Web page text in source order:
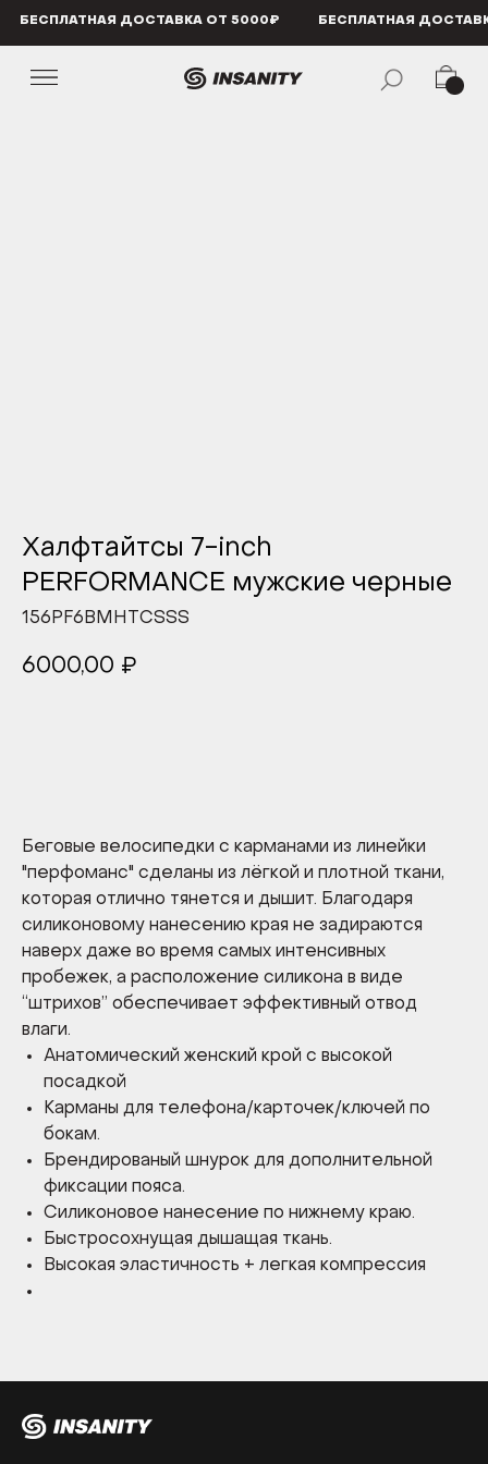
БЕСПЛАТНАЯ ДОСТАВКА ОТ 5000₽ БЕСПЛАТНАЯ ДОСТАВКА ОТ 5000₽
Халфтайтсы 7-inch
PERFORMANCE мужские черные
156PF6BMHTCSSS
6000,00 ₽
Беговые велосипедки с карманами из линейки
"перфоманс" сделаны из лёгкой и плотной ткани,
которая отлично тянется и дышит. Благодаря
силиконовому нанесению края не задираются
наверх даже во время самых интенсивных
пробежек, а расположение силикона в виде
“штрихов” обеспечивает эффективный отвод
влаги.
Анатомический женский крой с высокой
посадкой
Карманы для телефона/карточек/ключей по
бокам.
Брендированый шнурок для дополнительной
фиксации пояса.
Силиконовое нанесение по нижнему краю.
Быстросохнущая дышащая ткань.
Высокая эластичность + легкая компрессия